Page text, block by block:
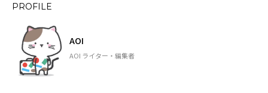
PROFILE
AOI
AOI ライター・編集者